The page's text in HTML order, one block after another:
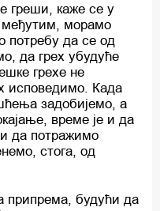
греши, каже се у
међутим, морамо
потребу да се од
да грех убудуће
грехе не
исповедимо. Када
задобијемо, а
време је и да
да потражимо
стога, од
припрема, будући да